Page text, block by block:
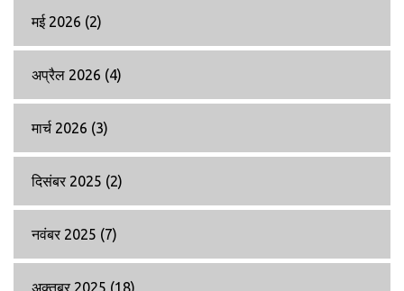
मई 2026 (2)
अप्रैल 2026 (4)
मार्च 2026 (3)
दिसंबर 2025 (2)
नवंबर 2025 (7)
अक्तूबर 2025 (18)